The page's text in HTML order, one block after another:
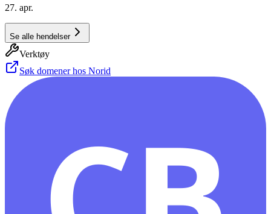
27. apr.
Se alle hendelser
Verktøy
Søk domener hos Norid